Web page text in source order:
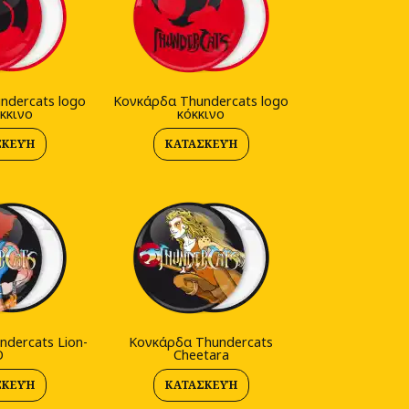
logo Κονκάρδα Thundercats logo
κόκκινο
ΚΑΤΑΣΚΕΥΉ
Lion- Κονκάρδα Thundercats
Cheetara
ΚΑΤΑΣΚΕΥΉ